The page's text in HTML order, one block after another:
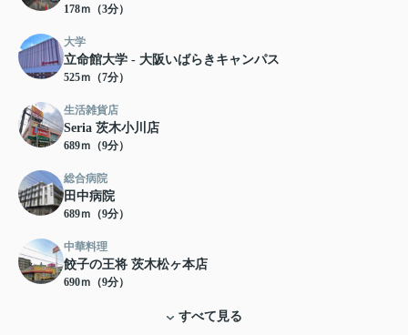
178ｍ（3分）
大学
立命館大学 - 大阪いばらきキャンパス
525ｍ（7分）
生活雑貨店
Seria 茨木小川店
689ｍ（9分）
総合病院
田中病院
689ｍ（9分）
中華料理
餃子の王将 茨木松ヶ本店
690ｍ（9分）
すべて見る